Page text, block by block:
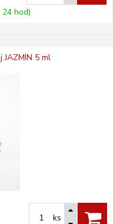
hod)
5 ml
ks